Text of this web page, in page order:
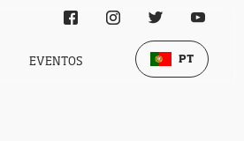
EVENTOS PT